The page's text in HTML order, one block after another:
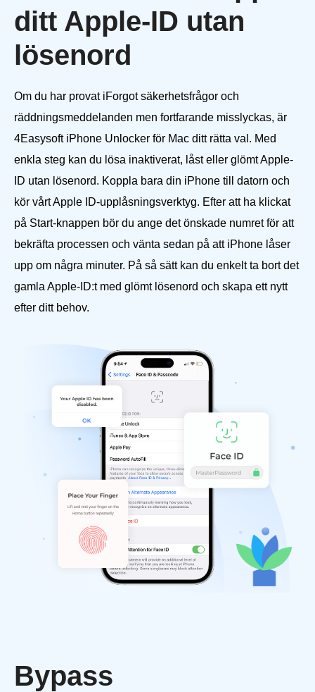
ditt Apple-ID utan
lösenord
Om du har provat iForgot säkerhetsfrågor och
räddningsmeddelanden men fortfarande misslyckas, är
4Easysoft iPhone Unlocker för Mac ditt rätta val. Med
enkla steg kan du lösa inaktiverat, låst eller glömt Apple-
ID utan lösenord. Koppla bara din iPhone till datorn och
kör vårt Apple ID-upplåsningsverktyg. Efter att ha klickat
på Start-knappen bör du ange det önskade numret för att
bekräfta processen och vänta sedan på att iPhone låser
upp om några minuter. På så sätt kan du enkelt ta bort det
gamla Apple-ID:t med glömt lösenord och skapa ett nytt
efter ditt behov.
Bypass